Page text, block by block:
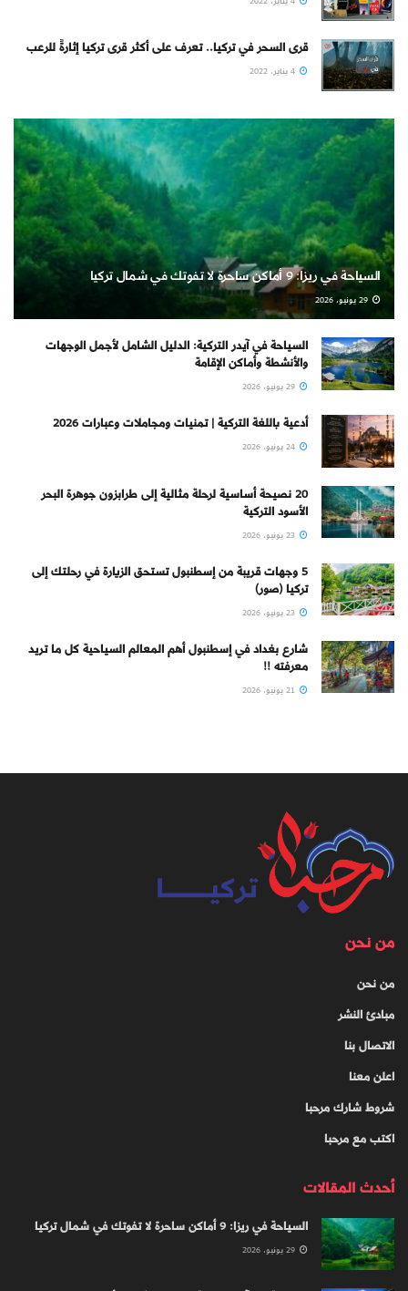
قرى السحر في تركيا.. تعرف على أكثر قرى تركيا إثارةً للرعب
السياحة في ريزا: 9 أماكن ساحرة لا تفوتك في شمال تركيا
السياحة في آيدر التركية: الدليل الشامل لأجمل الوجهات
والأنشطة وأماكن الإقامة
أدعية باللغة التركية | تمنيات ومجاملات وعبارات 2026
20 نصيحة أساسية لرحلة مثالية إلى طرابزون جوهرة البحر
الأسود التركية
5 وجهات قريبة من إسطنبول تستحق الزيارة في رحلتك إلى
تركيا (صور)
شارع بغداد في إسطنبول أهم المعالم السياحية كل ما تريد
معرفته !!
من نحن
من نحن
مبادئ النشر
الاتصال بنا
اعلن معنا
شروط شارك مرحبا
اكتب مع مرحبا
أحدث المقالات
السياحة في ريزا: 9 أماكن ساحرة لا تفوتك في شمال تركيا